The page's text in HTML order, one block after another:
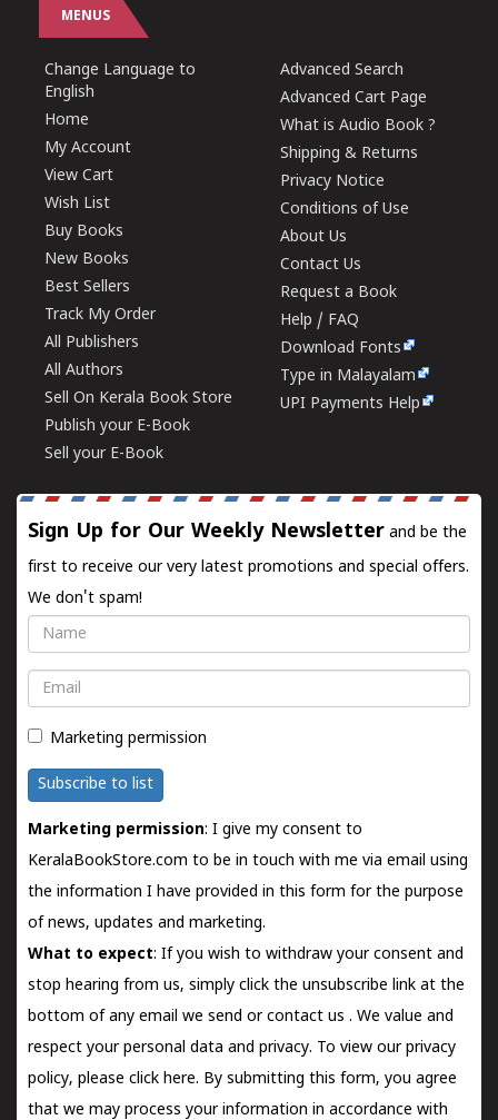
MENUS
Change Language to
English
Home
My Account
View Cart
Wish List
Buy Books
New Books
Best Sellers
Track My Order
All Publishers
All Authors
Sell On Kerala Book Store
Publish your E-Book
Sell your E-Book
Advanced Search
Advanced Cart Page
What is Audio Book ?
Shipping & Returns
Privacy Notice
Conditions of Use
About Us
Contact Us
Request a Book
Help / FAQ
Download Fonts
Type in Malayalam
UPI Payments Help
Sign Up for Our Weekly Newsletter and be the
first to receive our very latest promotions and special offers.
We don't spam!
Name
Email
Marketing permission
Subscribe to list
Marketing permission: I give my consent to
KeralaBookStore.com to be in touch with me via email using
the information I have provided in this form for the purpose
of news, updates and marketing.
What to expect: If you wish to withdraw your consent and
stop hearing from us, simply click the unsubscribe link at the
bottom of any email we send orcontact us . We value and
respect your personal data and privacy. To view our privacy
policy, please click here. By submitting this form, you agree
that we may process your information in accordance with